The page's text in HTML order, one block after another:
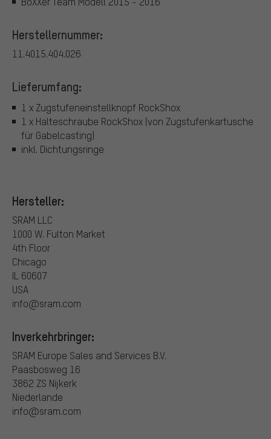
Herstellernummer:
11.4015.404.026
Lieferumfang:
1 x Zugstufeneinstellknopf RockShox
1 x Halteschraube RockShox (von Zugstufenkartusche
für Gabelcasting)
inkl. Dichtungsringe
Hersteller:
SRAM LLC
1000 W. Fulton Market
4th Floor
Chicago
IL 60607
USA
info@sram.com
Inverkehrbringer:
SRAM Europe Sales and Services B.V.
Paasbosweg 16
3862 ZS Nijkerk
Niederlande
info@sram.com